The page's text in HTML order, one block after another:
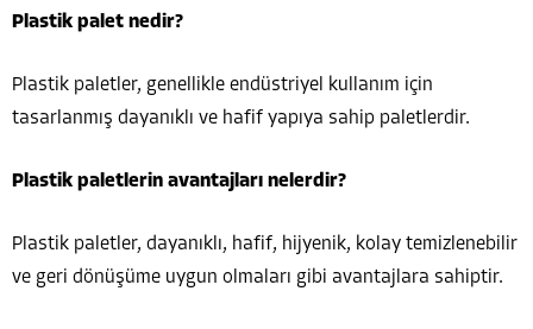
Plastik palet nedir?
Plastik paletler, genellikle endüstriyel kullanım için
tasarlanmış dayanıklı ve hafif yapıya sahip paletlerdir.
Plastik paletlerin avantajları nelerdir?
Plastik paletler, dayanıklı, hafif, hijyenik, kolay temizlenebilir
ve geri dönüşüme uygun olmaları gibi avantajlara sahiptir.